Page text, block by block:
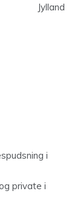
Jylland
i
private i